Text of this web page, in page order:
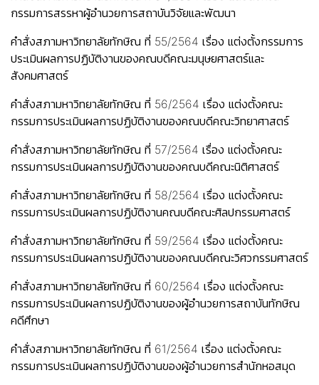
กรรมการสรรหาผู้อำนวยการสถาบันวิจัยและพัฒนา
คำสั่งสภามหาวิทยาลัยทักษิณ ที่ 55/2564 เรื่อง แต่งตั้งกรรมการ
ประเมินผลการปฏิบัติงานของคณบดีคณะมนุษยศาสตร์และ
สังคมศาสตร์
คำสั่งสภามหาวิทยาลัยทักษิณ ที่ 56/2564 เรื่อง แต่งตั้งคณะ
กรรมการประเมินผลการปฏิบัติงานของคณบดีคณะวิทยาศาสตร์
คำสั่งสภามหาวิทยาลัยทักษิณ ที่ 57/2564 เรื่อง แต่งตั้งคณะ
กรรมการประเมินผลการปฏิบัติงานของคณบดีคณะนิติศาสตร์
คำสั่งสภามหาวิทยาลัยทักษิณ ที่ 58/2564 เรื่อง แต่งตั้งคณะ
กรรมการประเมินผลการปฏิบัติงานคณบดีคณะศิลปกรรมศาสตร์
คำสั่งสภามหาวิทยาลัยทักษิณ ที่ 59/2564 เรื่อง แต่งตั้งคณะ
กรรมการประเมินผลการปฏิบัติงานของคณบดีคณะวิศวกรรมศาสตร์
คำสั่งสภามหาวิทยาลัยทักษิณ ที่ 60/2564 เรื่อง แต่งตั้งคณะ
กรรมการประเมินผลการปฏิบัติงานของผู้อำนวยการสถาบันทักษิณ
คดีศึกษา
คำสั่งสภามหาวิทยาลัยทักษิณ ที่ 61/2564 เรื่อง แต่งตั้งคณะ
กรรมการประเมินผลการปฏิบัติงานของผู้อำนวยการสำนักหอสมุด